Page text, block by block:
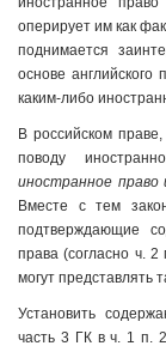
оперирует им как
поднимается
основе английского
каким-либо
В российском
поводу
иностранное право
Вместе с тем
подтверждающие
права (согласно ч.
могут представлять
Установить
часть 3 ГК в ч. 1 п.